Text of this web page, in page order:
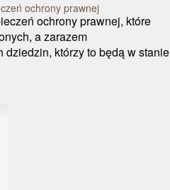
ochrony prawnej
ochrony prawnej, które
a zarazem
którzy to będą w stanie